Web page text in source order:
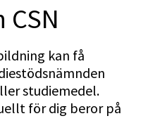
kan få
studiemedel.
för dig beror på